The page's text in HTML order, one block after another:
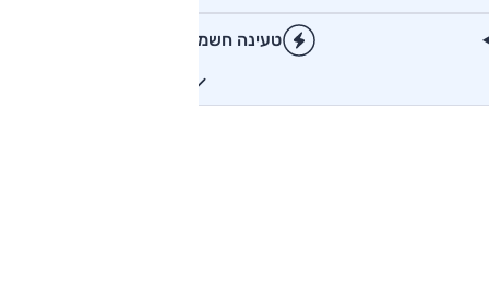
טעינה חשמלית